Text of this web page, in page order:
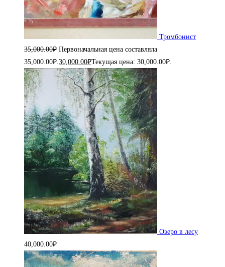
Тромбонист
35,000.00₽ Первоначальная цена составляла
35,000.00₽.30,000.00₽Текущая цена: 30,000.00₽.
Озеро в лесу
40,000.00₽